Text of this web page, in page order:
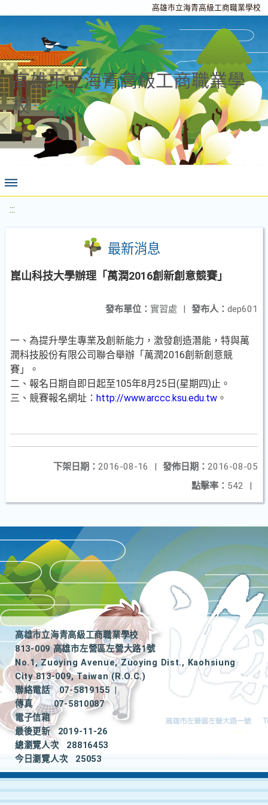
高雄市立海青高級工商職業學校
高雄市立海青高級工商職業學
校
:::
最新消息
崑山科技大學辦理「萬潤2016創新創意競賽」
發布人： dep601
發布單位： 實習處 |
一、為提升學生專業及創新能力，激發創造潛能，特與萬
潤科技股份有限公司聯合舉辦「萬潤2016創新創意競
賽」。
二、報名日期自即日起至105年8月25日(星期四)止。
三、競賽報名網址： http://www.arccc.ksu.edu.tw 。
發佈日期： 2016-08-05
下架日期： 2016-08-16
|
點擊率： 542 |
高雄市立海青高級工商職業學校
813-009 高雄市左營區左營大路1號
No.1, Zuoying Avenue, Zuoying Dist., Kaohsiung
City 813-009, Taiwan (R.O.C.)
聯絡電話
07-5819155
|
傳真
07-5810087
電子信箱
最後更新
2019-11-26
總瀏覽人次
28816453
今日瀏覽人次
25053